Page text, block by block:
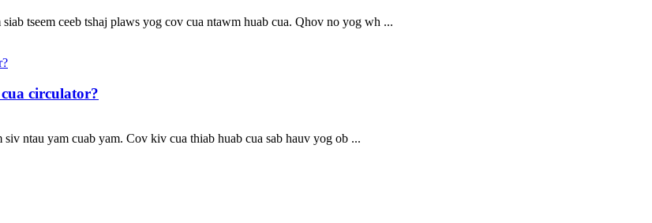
tseem ceeb tshaj plaws yog cov cua ntawm huab cua. Qhov no yog wh ...
circulator?
ntau yam cuab yam. Cov kiv cua thiab huab cua sab hauv yog ob ...